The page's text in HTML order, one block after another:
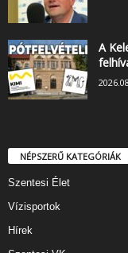
A
NÉPSZERŰ KATEGÓRIÁK
Szentesi Élet
Vízisportok
Hírek